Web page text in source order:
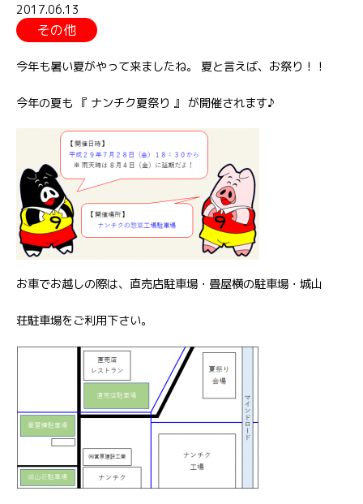
2017.06.13
その他
今年も暑い夏がやって来ましたね。 夏と言えば、お祭り！！
今年の夏も 『 ナンチク夏祭り 』 が開催されます♪
お車でお越しの際は、直売店駐車場・畳屋横の駐車場・城山
荘駐車場をご利用下さい。